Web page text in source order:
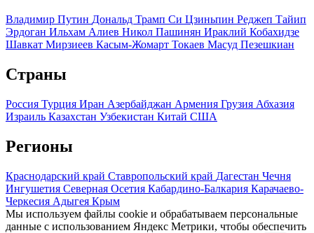
Владимир Путин Дональд Трамп Си Цзиньпин Реджеп Тайип
Эрдоган Ильхам Алиев Никол Пашинян Ираклий Кобахидзе
Шавкат Мирзиеев Касым-Жомарт Токаев Масуд Пезешкиан
Страны
Россия Турция Иран Азербайджан Армения Грузия Абхазия
Израиль Казахстан Узбекистан Китай США
Регионы
Краснодарский край Ставропольский край Дагестан Чечня
Ингушетия Северная Осетия Кабардино-Балкария Карачаево-
Черкесия Адыгея Крым
Мы используем файлы cookie и обрабатываем персональные
данные с использованием Яндекс Метрики, чтобы обеспечить